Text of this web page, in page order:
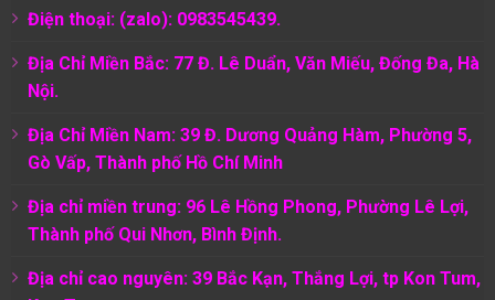
Điện thoại: (zalo): 0983545439.
Địa Chỉ Miền Bắc: 77 Đ. Lê Duẩn, Văn Miếu, Đống Đa, Hà
Nội.
Địa Chỉ Miền Nam: 39 Đ. Dương Quảng Hàm, Phường 5,
Gò Vấp, Thành phố Hồ Chí Minh
Địa chỉ miền trung: 96 Lê Hồng Phong, Phường Lê Lợi,
Thành phố Qui Nhơn, Bình Định.
Địa chỉ cao nguyên: 39 Bắc Kạn, Thắng Lợi, tp Kon Tum,